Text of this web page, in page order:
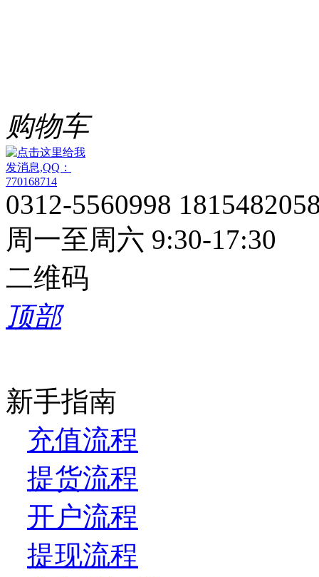
购物车
0312-5560998
周一至周六 9:30-17:30
二维码
顶部
新手指南
充值流程
提货流程
开户流程
提现流程